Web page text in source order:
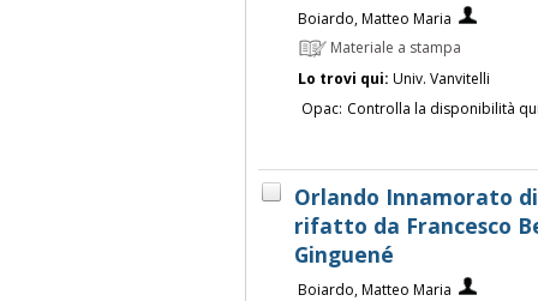
Boiardo, Matteo Maria
Materiale a stampa
Lo trovi qui: Univ. Vanvitelli
Opac: Controlla la disponibilità
Orlando Innamorato
rifatto da Francesco
Ginguené
Boiardo, Matteo Maria